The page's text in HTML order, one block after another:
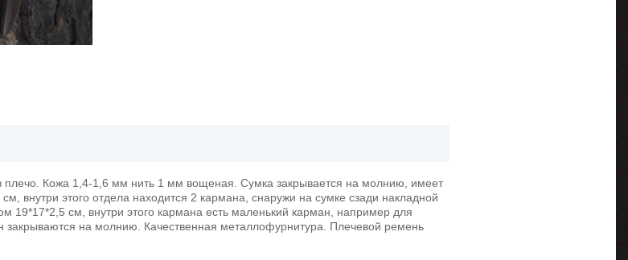
плечо. Кожа 1,4-1,6 мм нить 1 мм вощеная. Сумка закрывается на молнию, имеет
внутри этого отдела находится 2 кармана, снаружи на сумке сзади накладной
19*17*2,5 см, внутри этого кармана есть маленький карман, например для
на молнию. Качественная металлофурнитура. Плечевой ремень